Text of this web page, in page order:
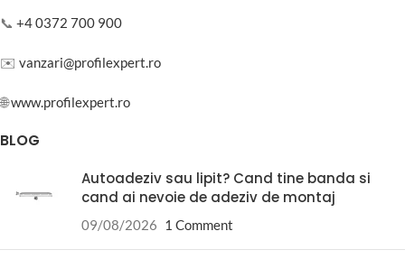
📞 +4 0372 700 900
✉️ vanzari@profilexpert.ro
🌐www.profilexpert.ro
BLOG
Autoadeziv sau lipit? Cand tine banda si
cand ai nevoie de adeziv de montaj
09/08/2026 1 Comment